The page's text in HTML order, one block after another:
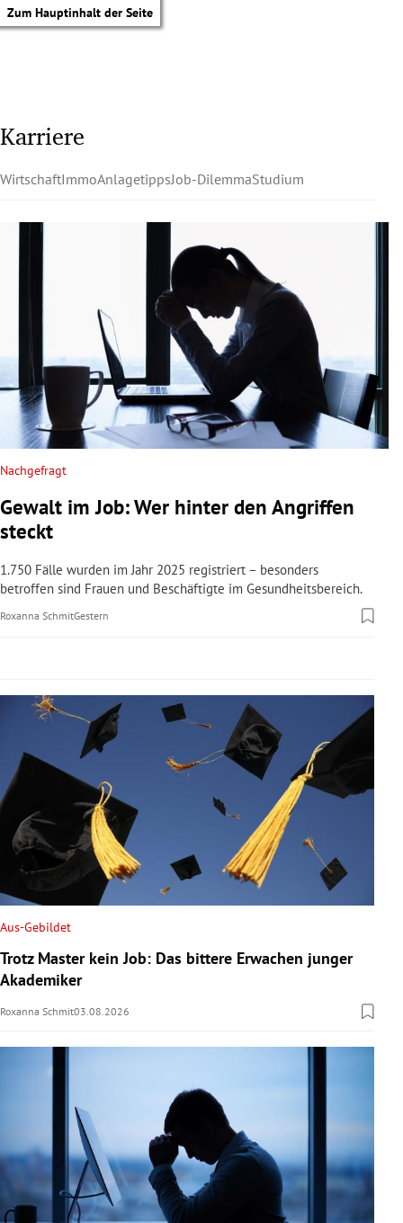
Zum Hauptinhalt der Seite
Untermenü
Untermenü
Untermenü
Untermenü
Untermenü
Untermenü
Untermenü
Karriere
WirtschaftImmoAnlagetippsJob-DilemmaStudium
Nachgefragt
Gewalt im Job: Wer hinter den Angriffen
steckt
1.750 Fälle wurden im Jahr 2025 registriert – besonders
betroffen sind Frauen und Beschäftigte im Gesundheitsbereich.
Roxanna SchmitGestern
Aus-Gebildet
Trotz Master kein Job: Das bittere Erwachen junger
Akademiker
Roxanna Schmit03.08.2026